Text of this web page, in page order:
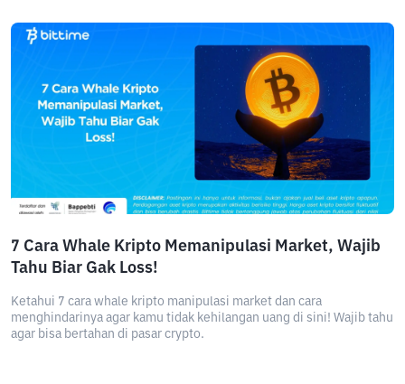
7 Cara Whale Kripto Memanipulasi Market, Wajib
Tahu Biar Gak Loss!
Ketahui 7 cara whale kripto manipulasi market dan cara
menghindarinya agar kamu tidak kehilangan uang di sini! Wajib tahu
agar bisa bertahan di pasar crypto.